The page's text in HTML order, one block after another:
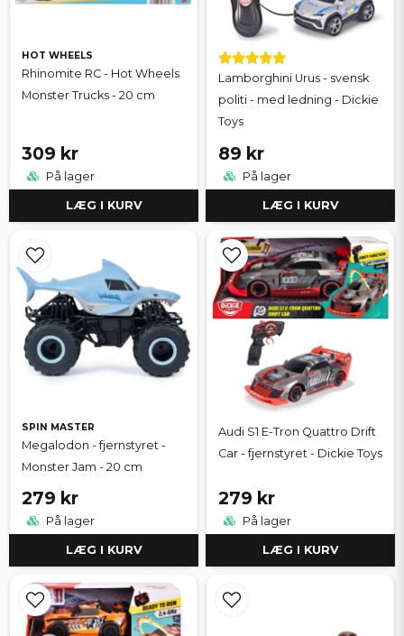
HOT WHEELS
Rhinomite RC - Hot Wheels
Monster Trucks - 20 cm
309 kr
På lager
LÆG I KURV
Lamborghini Urus - svensk
politi - med ledning - Dickie
Toys
89 kr
På lager
LÆG I KURV
SPIN MASTER
Megalodon - fjernstyret -
Monster Jam - 20 cm
279 kr
På lager
LÆG I KURV
Audi S1 E-Tron Quattro Drift
Car - fjernstyret - Dickie Toys
279 kr
På lager
LÆG I KURV